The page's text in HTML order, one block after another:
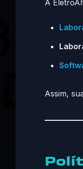
A
Assim,